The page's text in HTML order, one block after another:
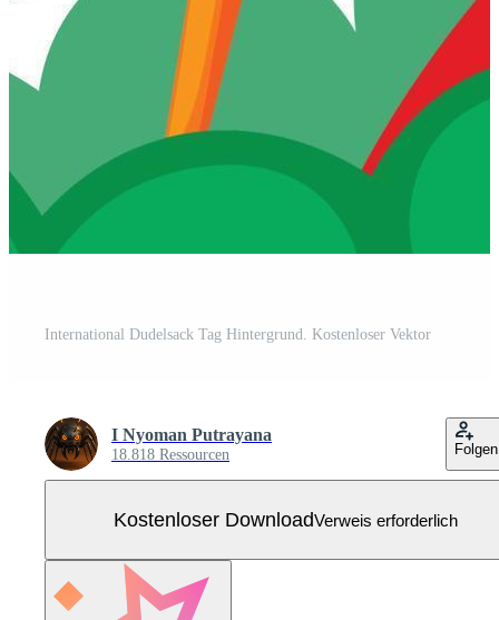
International Dudelsack Tag Hintergrund. Kostenloser Vektor
I Nyoman Putrayana
18.818 Ressourcen Folgen
Kostenloser DownloadVerweis erforderlich